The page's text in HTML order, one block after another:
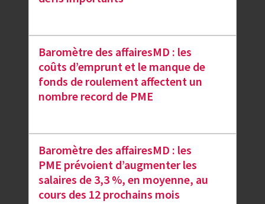
Baromètre des affairesMD : les
coûts d’emprunt et le manque de
fonds de roulement affectent un
nombre record de PME
Baromètre des affairesMD : les
PME prévoient d’augmenter les
salaires de 3,3 %, en moyenne, au
cours des 12 prochains mois